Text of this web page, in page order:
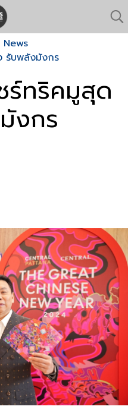
News
รับพลังมังกร
ร์ทริคมูสุด
งกร